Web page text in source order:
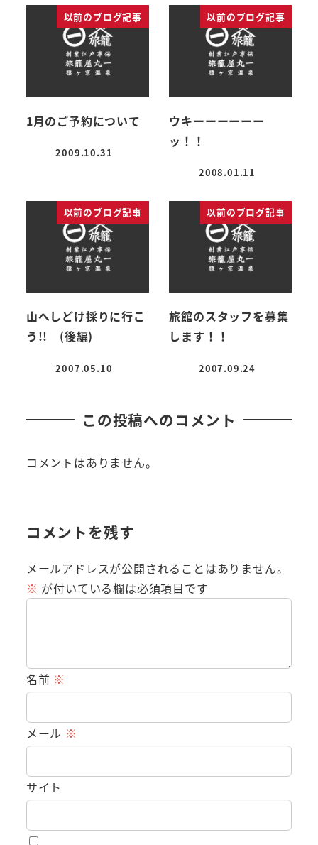
以前のブログ記事
1月のご予約について
投稿日
2009.10.31
以前のブログ記事
ウキーーーーーー
ッ！！
投稿日
2008.01.11
以前のブログ記事
山へしどけ採りに行こ
う!! (後編)
投稿日
2007.05.10
以前のブログ記事
旅館のスタッフを募集
します！！
投稿日
2007.09.24
この投稿へのコメント
コメントはありません。
コメントを残す
メールアドレスが公開されることはありません。
※ が付いている欄は必須項目です
名前 ※
メール ※
サイト